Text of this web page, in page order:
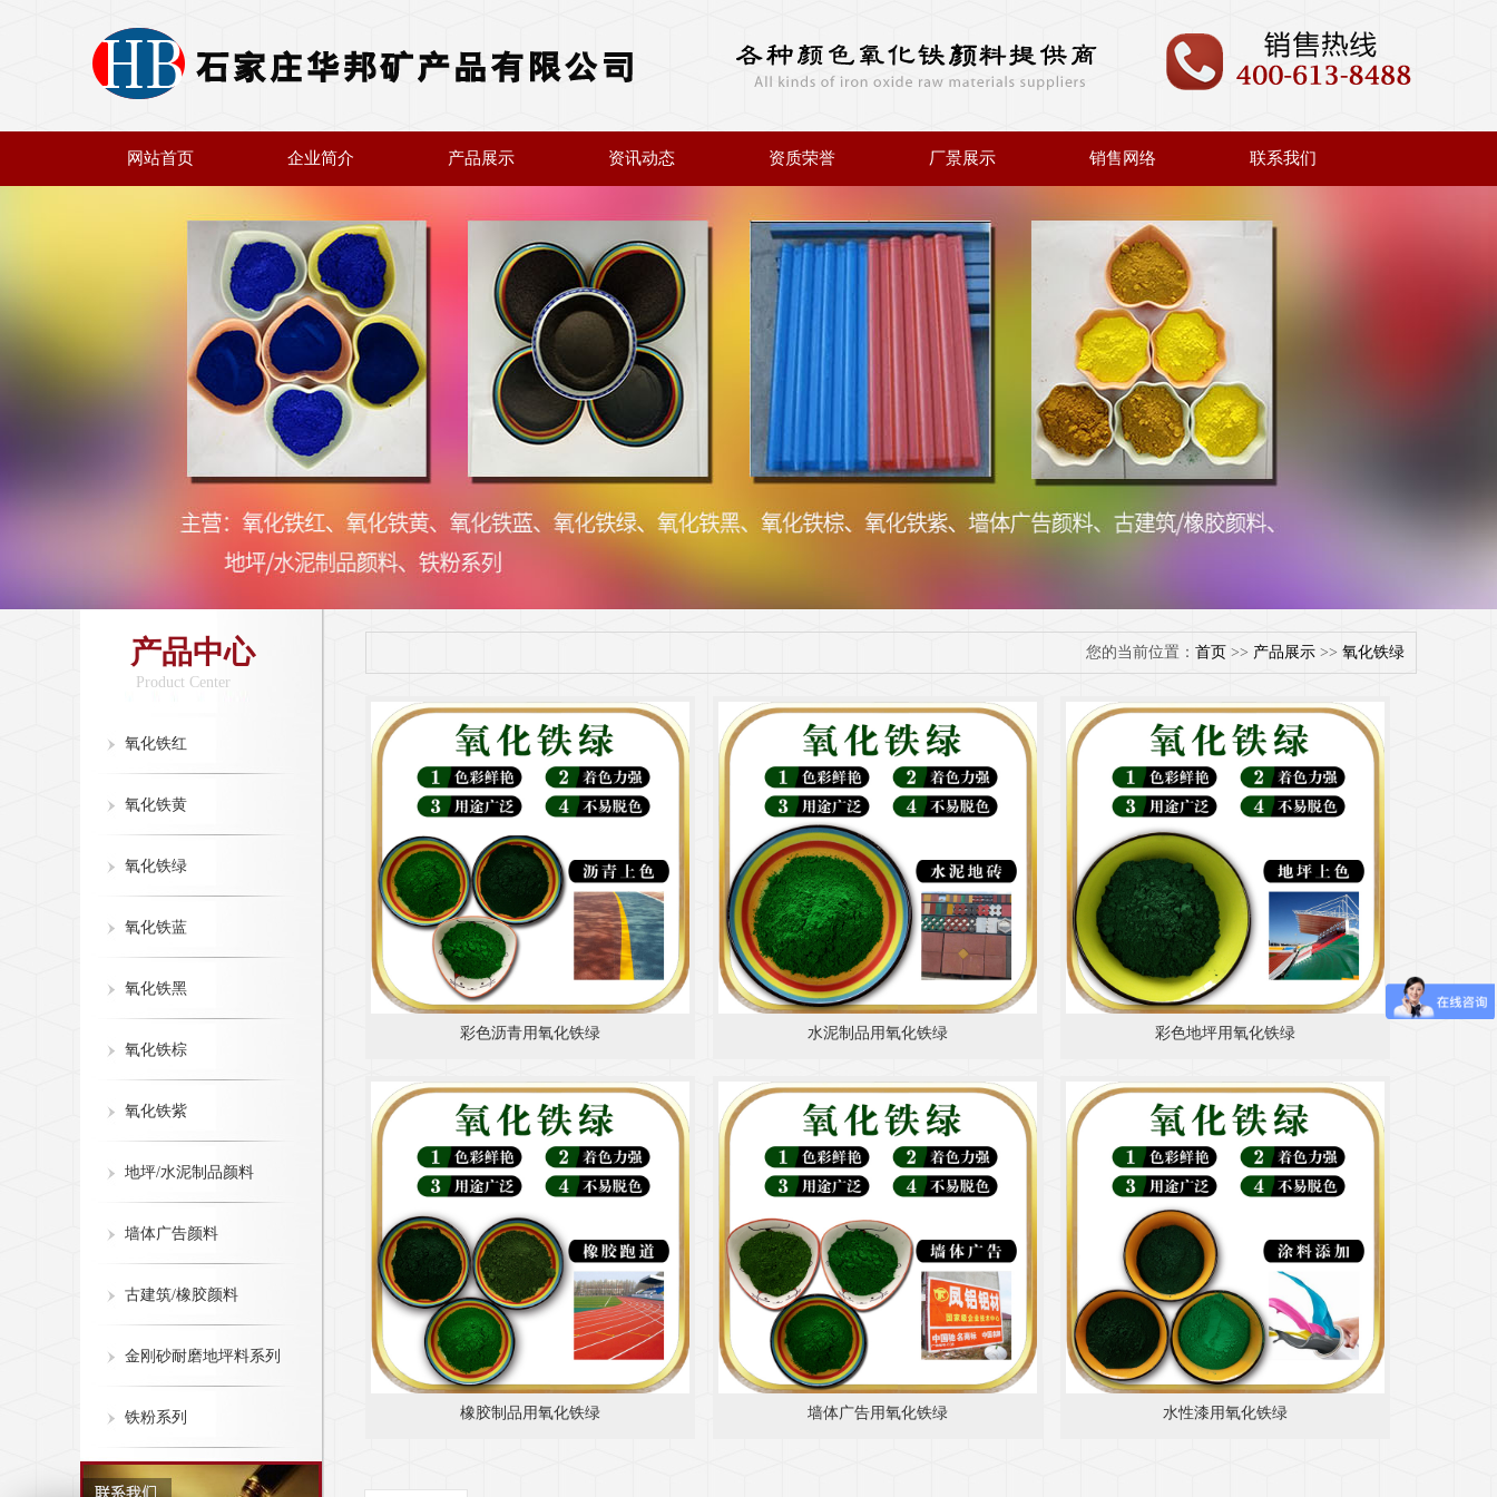
网站首页 企业简介 产品展示 资讯动态 资质荣誉 厂景展示 销售网络 联系我们
产品中心
Product Center
氧化铁红
氧化铁黄
氧化铁绿
氧化铁蓝
氧化铁黑
氧化铁棕
氧化铁紫
地坪/水泥制品颜料
墙体广告颜料
古建筑/橡胶颜料
金刚砂耐磨地坪料系列
铁粉系列
您的当前位置： 首页 >> 产品展示 >> 氧化铁绿
彩色沥青用氧化铁绿 水泥制品用氧化铁绿 彩色地坪用氧化铁绿
橡胶制品用氧化铁绿 墙体广告用氧化铁绿 水性漆用氧化铁绿